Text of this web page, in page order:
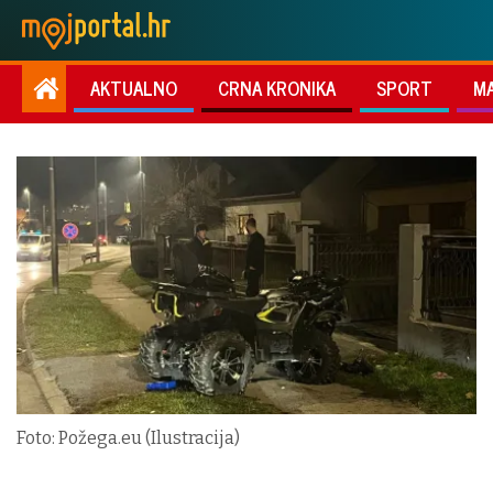
AKTUALNO CRNA KRONIKA SPORT
Foto: Požega.eu (Ilustracija)